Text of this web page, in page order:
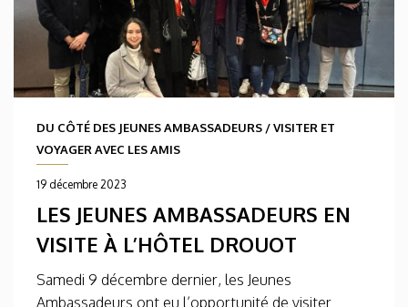
DU CÔTÉ DES JEUNES AMBASSADEURS /VISITER ET
VOYAGER AVEC LES AMIS
19 décembre 2023
LES JEUNES AMBASSADEURS EN
VISITE À L’HÔTEL DROUOT
Samedi 9 décembre dernier, les Jeunes
Ambassadeurs ont eu l’opportunité de visiter